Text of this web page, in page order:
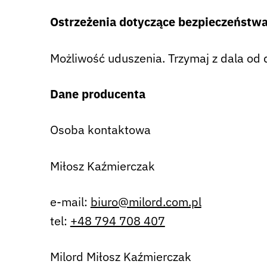
Ostrzeżenia dotyczące
Możliwość uduszenia. Trzymaj z dala od
Dane producenta
Osoba kontaktowa
Miłosz Kaźmierczak
e-mail: biuro@milord.com.pl
tel: +48 794 708 407
Milord Miłosz Kaźmierczak